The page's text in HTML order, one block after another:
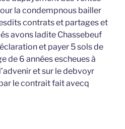
la condempnous bailler
contrats et partages et
avons ladite Chassebeuf
et payer 5 sols de
de 6 années escheues à
et sur le debvoyr
le contrait fait avecq